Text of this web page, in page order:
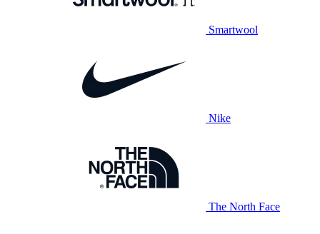
Smartwool
Nike
The North Face